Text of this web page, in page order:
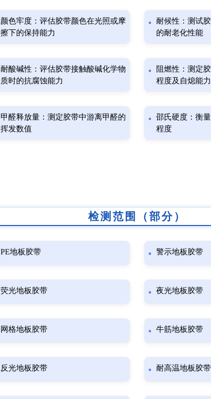
颜色牢度：评估胶带颜色在光照或摩
擦下的保持能力
耐候性：测试
的耐老化性能
耐酸碱性：评估胶带接触酸碱化学物
质时的抗腐蚀能力
阻燃性：测定
程度及自熄能力
甲醛释放量：测定胶带中游离甲醛的
挥发数值
邵氏硬度：衡
程度
检测范围（部分）
PE地板胶带 警示地板胶带
荧光地板胶带 夜光地板胶带
网格地板胶带 牛筋地板胶带
反光地板胶带 耐高温地板胶带